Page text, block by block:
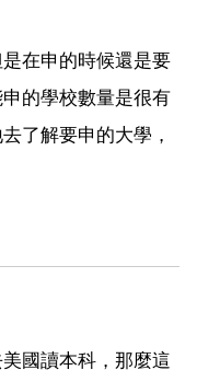
在申的時候還是要
的學校數量是很有
了解要申的大學，
國讀本科，那麼這